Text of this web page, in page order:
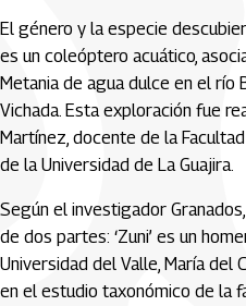
El género y la especie
es un coleóptero acuático,
Metania de agua dulce en el río
Vichada. Esta exploración fue
Martínez, docente de la
de la Universidad de La Guajira.
Según el investigador
de dos partes: ‘Zuni’ es un
Universidad del Valle, María del
en el estudio taxonómico de la